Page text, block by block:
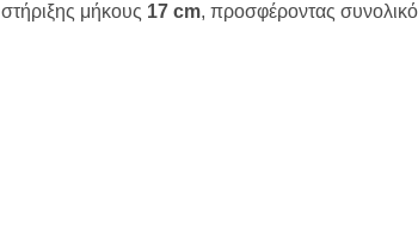
μήκους 17 cm, προσφέροντας